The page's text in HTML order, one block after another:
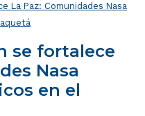
La Paz: Comunidades Nasa
se fortalece
Nasa
en el